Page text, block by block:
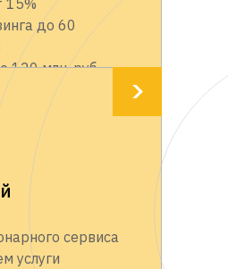
15%
до 60
120 млн. руб.
сервиса
услуги